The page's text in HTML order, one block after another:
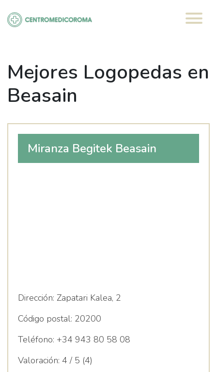
contenido
Mejores Logopedas en
Beasain
Miranza Begitek Beasain
Dirección: Zapatari Kalea, 2
Código postal: 20200
Teléfono: +34 943 80 58 08
Valoración: 4 / 5 (4)